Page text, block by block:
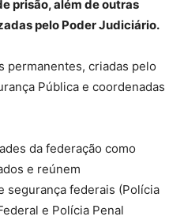
prisão, além de outras
pelo Poder Judiciário.
permanentes, criadas pelo
Pública e coordenadas
da federação como
e reúnem
segurança federais (Polícia
e Polícia Penal